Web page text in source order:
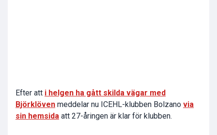
Efter att i helgen ha gått skilda vägar med
Björklöven meddelar nu ICEHL-klubben Bolzano via
sin hemsida att 27-åringen är klar för klubben.